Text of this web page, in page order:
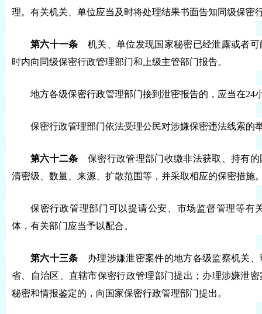
理。有关机关、单位应当及时将处理结果书面告知同级保密
第六十一条 机关、单位发现国家秘密已经泄露或者
时内向同级保密行政管理部门和上级主管部门报告。
地方各级保密行政管理部门接到泄密报告的，应当在24
保密行政管理部门依法受理公民对涉嫌保密违法线索的
第六十二条 保密行政管理部门收缴非法获取、持有
清密级、数量、来源、扩散范围等，并采取相应的保密措施
保密行政管理部门可以提请公安、市场监督管理等有
体，有关部门应当予以配合。
第六十三条 办理涉嫌泄密案件的地方各级监察机关
省、自治区、直辖市保密行政管理部门提出；办理涉嫌泄
秘密和情报鉴定的，向国家保密行政管理部门提出。